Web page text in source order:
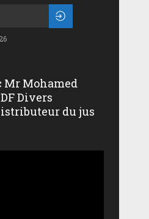
Mohamed
Divers
du jus